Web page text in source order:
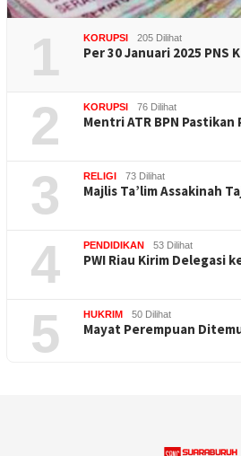
1 KORUPSI 205 Dilihat
Per 30 Januari 2025
2 KORUPSI 76 Dilihat
Mentri ATR BPN
3 RELIGI 73 Dilihat
Majlis Ta’lim Assakinah
4 PENDIDIKAN 53 Dilihat
PWI Riau Kirim Delegasi
5 HUKRIM 50 Dilihat
Mayat Perempuan